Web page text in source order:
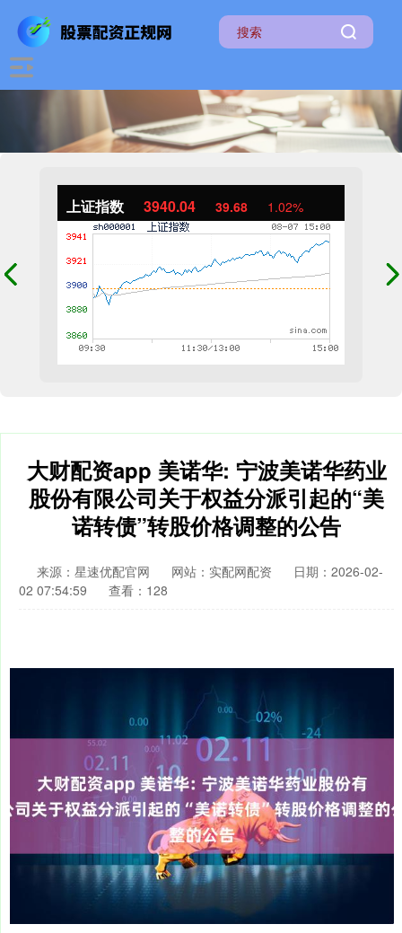
上证指数 3940.04 39.68 1.02%
大财配资app 美诺华: 宁波美诺华药业
股份有限公司关于权益分派引起的“美
诺转债”转股价格调整的公告
来源：星速优配官网 网站：实配网配资
日期：2026-02-
02 07:54:59
查看：128